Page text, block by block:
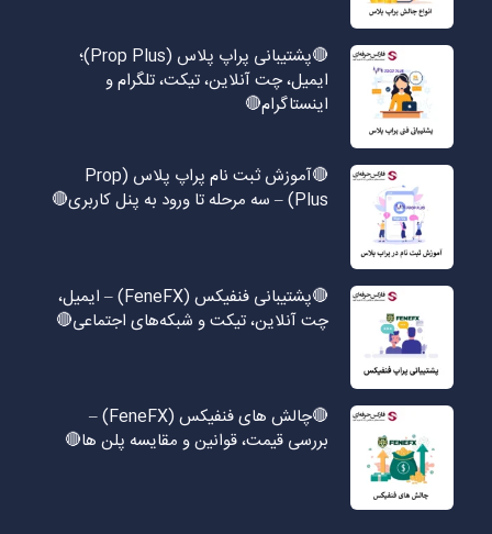
🔴پشتیبانی پراپ پلاس (Prop Plus)؛
ایمیل، چت آنلاین، تیکت، تلگرام و
اینستاگرام🔴
🔴آموزش ثبت نام پراپ پلاس (Prop
Plus) – سه مرحله تا ورود به پنل کاربری🔴
🔴پشتیبانی فنفیکس (FeneFX) – ایمیل،
چت آنلاین، تیکت و شبکه‌های اجتماعی🔴
🔴چالش های فنفیکس (FeneFX) –
بررسی قیمت، قوانین و مقایسه پلن ها🔴